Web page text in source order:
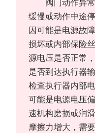
阀门动作异
缓慢或动作中途
因可能是电源故
损坏或内部保险
源电压是否正常
是否到达执行器
检查执行器内部
可能是电源电压
速机构磨损或润
摩擦力增大，需